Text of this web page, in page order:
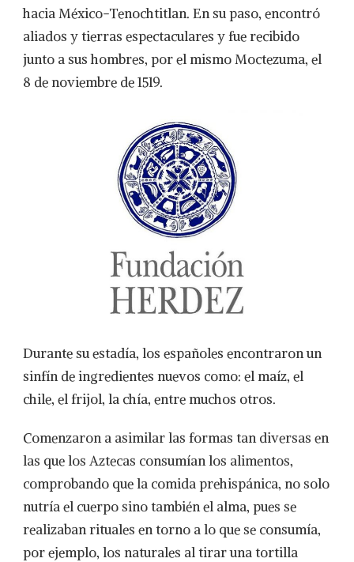
hacia México-Tenochtitlan. En su paso, encontró
aliados y tierras espectaculares y fue recibido
junto a sus hombres, por el mismo Moctezuma, el
8 de noviembre de 1519.
Durante su estadía, los españoles encontraron un
sinfín de ingredientes nuevos como: el maíz, el
chile, el frijol, la chía, entre muchos otros.
Comenzaron a asimilar las formas tan diversas en
las que los Aztecas consumían los alimentos,
comprobando que la comida prehispánica, no solo
nutría el cuerpo sino también el alma, pues se
realizaban rituales en torno a lo que se consumía,
por ejemplo, los naturales al tirar una tortilla